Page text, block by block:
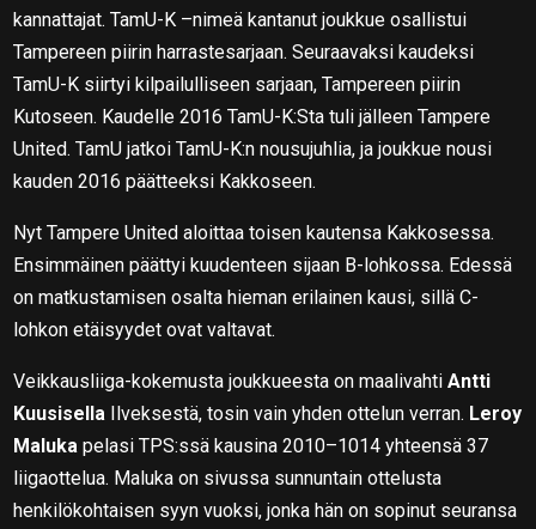
kannattajat. TamU-K –nimeä kantanut joukkue osallistui
Tampereen piirin harrastesarjaan. Seuraavaksi kaudeksi
TamU-K siirtyi kilpailulliseen sarjaan, Tampereen piirin
Kutoseen. Kaudelle 2016 TamU-K:Sta tuli jälleen Tampere
United. TamU jatkoi TamU-K:n nousujuhlia, ja joukkue nousi
kauden 2016 päätteeksi Kakkoseen.
Nyt Tampere United aloittaa toisen kautensa Kakkosessa.
Ensimmäinen päättyi kuudenteen sijaan B-lohkossa. Edessä
on matkustamisen osalta hieman erilainen kausi, sillä C-
lohkon etäisyydet ovat valtavat.
Veikkausliiga-kokemusta joukkueesta on maalivahtiAntti
Kuusisella Ilveksestä, tosin vain yhden ottelun verran. Leroy
Maluka pelasi TPS:ssä kausina 2010–1014 yhteensä 37
liigaottelua. Maluka on sivussa sunnuntain ottelusta
henkilökohtaisen syyn vuoksi, jonka hän on sopinut seuransa